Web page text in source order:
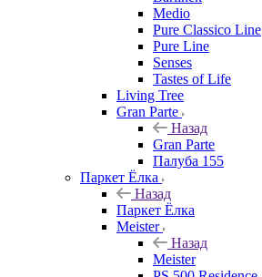
Medio
Pure Classico Line
Pure Line
Senses
Tastes of Life
Living Tree
Gran Parte
Назад
Gran Parte
Палуба 155
Паркет Ёлка
Назад
Паркет Ёлка
Meister
Назад
Meister